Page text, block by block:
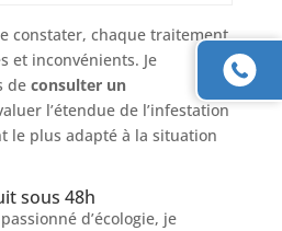
constater, chaque traitement
et inconvénients. Je
de consulter un
l’étendue de l’infestation
le plus adapté à la situation
sous 48h
d’écologie, je